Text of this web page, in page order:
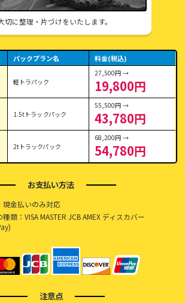
切に整理・片づけをいたします。
パックプラン名 料金(税込)
軽トラパック
27,500円 →
19,800円
1.5tトラックパック
55,500円 →
43,780円
2tトラックパック
68,200円 →
54,780円
お支払い方法
現金払いのみ対応
類：VISA MASTER JCB AMEX ディスカバー
注意点